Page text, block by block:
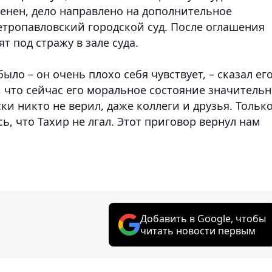
дело направлено на дополнительное
городской суд. После оглашения
под стражу в зале суда.
– он очень плохо себя чувствует, – сказал его
сейчас его моральное состояние
никто не верил, даже коллеги и друзья. Только
что Тахир не лгал. Этот приговор вернул нам
Добавить в Google, чтобы
читать новости первым